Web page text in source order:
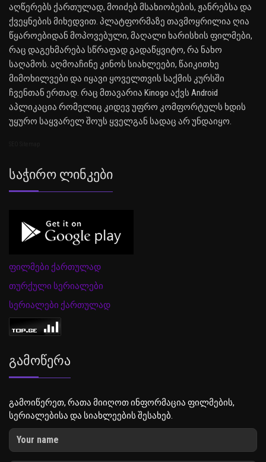
აღწერებს ქართულად, მოიძებ მსახიობების, ჟანრებსა და
ქვეყნების მიხედვით. პლატფორმაზე თავმოყრილია ღია
წყაროებიდან მოპოვებული, მაღალი ხარისხის ფილმები,
რაც დაგეხმარება სწრაფად გადაწყვიტო, რა ნახო
საღამოს. აღმოაჩინე კინოს სიახლეები, წაიკითხე
მიმოხილვები და იყავი ყოველთვის საქმის კურსში
ჩვენთან ერთად. რაც მთავარია Kinogo აქვს Android
აპლიკაცია რომელიც კიდევ უფრო კომფორტულს ხდის
უყურო საყვარელ შოუს ყველგან სადაც არ უნდაიყო.
Საჭირო Ლინკები
ფილმები ქართულად
თურქული სერიალები
სერიალები ქართულად
Გამოწერა
გამოიწერეთ, რათა მიიღოთ ინფორმაცია ფილმების,
სერიალებისა და სიახლეების შესახებ.